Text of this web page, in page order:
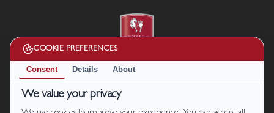
COOKIE PREFERENCES
Consent Details About
We value your privacy
Cookie Policy